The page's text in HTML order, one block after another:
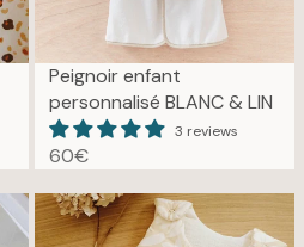
E
7
5
€
Peignoir enfant
personnalisé BLANC & LIN
3 reviews
R
E
G
60€